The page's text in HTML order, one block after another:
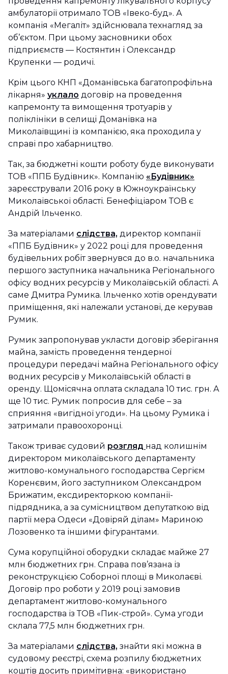
амбулаторії отримало ТОВ «Івеко-буд». А
компанія «Мегаліт» здійснювала технагляд за
об’єктом. При цьому засновники обох
підприємств — Костянтин і Олександр
Крупенки — родичі.
Крім цього КНП «Доманівська багатопрофільна
лікарня» уклало договір на проведення
капремонту та вимощення тротуарів у
поліклініки в селищі Доманівка на
Миколаївщині із компанією, яка проходила у
справі про хабарництво.
Так, за бюджетні кошти роботу буде виконувати
ТОВ «ППБ Будівник». Компанію «Будівник»
зареєстрували 2016 року в Южноукраїнську
Миколаївської області. Бенефіціаром ТОВ є
Андрій Ільченко.
За матеріалами слідства, директор компанії
«ППБ Будівник» у 2022 році для проведення
будівельних робіт звернувся до в.о. начальника
першого заступника начальника Регіонального
офісу водних ресурсів у Миколаївській області. А
саме Дмитра Румика. Ільченко хотів орендувати
приміщення, які належали установі, де керував
Румик.
Румик запропонував укласти договір зберігання
майна, замість проведення тендерної
процедури передачі майна Регіонального офісу
водних ресурсів у Миколаївській області в
оренду. Щомісячна оплата складала 10 тис. грн. А
ще 10 тис. Румик попросив для себе – за
сприяння «вигідної угоди». На цьому Румика і
затримали правоохоронці.
Також триває судовий розгляд над колишнім
директором миколаївського департаменту
житлово-комунального господарства Сергієм
Коренєвим, його заступником Олександром
Брижатим, ексдиректоркою компанії-
підрядника, а за сумісництвом депутаткою від
партії мера Одеси «Довіряй ділам» Мариною
Лозовенко та іншими фігурантами.
Сума корупційної оборудки складає майже 27
млн бюджетних грн. Справа пов’язана із
реконструкцією Соборної площі в Миколаєві.
Договір про роботи у 2019 році замовив
департамент житлово-комунального
господарства із ТОВ «Пик-строй». Сума угоди
склала 77,5 млн бюджетних грн.
За матеріалами слідства, знайти які можна в
судовому реєстрі, схема розпилу бюджетних
коштів досить примітивна: «використано